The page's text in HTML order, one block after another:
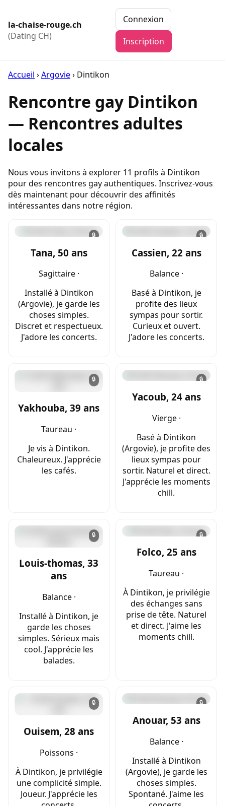
la-chaise-rouge.ch
(Dating CH)
Connexion
Inscription
Accueil ›Argovie› Dintikon
Rencontre gay Dintikon
— Rencontres adultes
locales
Nous vous invitons à explorer 11 profils à Dintikon
pour des rencontres gay authentiques. Inscrivez-vous
dès maintenant pour découvrir des affinités
intéressantes dans notre région.
🔒
Tana, 50 ans
Sagittaire ·
Installé à Dintikon
(Argovie), je garde les
choses simples.
Discret et respectueux.
J'adore les concerts.
🔒
Cassien, 22 ans
Balance ·
Basé à Dintikon, je
profite des lieux
sympas pour sortir.
Curieux et ouvert.
J'adore les concerts.
🔒
Yakhouba, 39 ans
Taureau ·
Je vis à Dintikon.
Chaleureux. J'apprécie
les cafés.
🔒
Yacoub, 24 ans
Vierge ·
Basé à Dintikon
(Argovie), je profite des
lieux sympas pour
sortir. Naturel et direct.
J'apprécie les moments
chill.
🔒
Louis-thomas, 33
ans
Balance ·
Installé à Dintikon, je
garde les choses
simples. Sérieux mais
cool. J'apprécie les
balades.
🔒
Folco, 25 ans
Taureau ·
À Dintikon, je privilégie
des échanges sans
prise de tête. Naturel
et direct. J'aime les
moments chill.
🔒
Ouisem, 28 ans
Poissons ·
À Dintikon, je privilégie
une complicité simple.
Joueur. J'apprécie les
🔒
Anouar, 53 ans
Balance ·
Installé à Dintikon
(Argovie), je garde les
choses simples.
Spontané. J'aime les